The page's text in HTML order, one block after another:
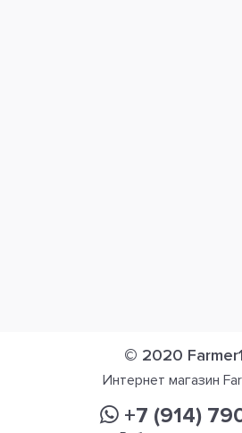
© 2020
Интернет магазин
+7 (914)